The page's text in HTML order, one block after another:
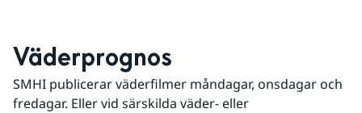
Väderprognos
SMHI publicerar väderfilmer måndagar, onsdagar och
fredagar. Eller vid särskilda väder- eller